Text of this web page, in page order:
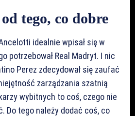
tego, co dobre
idealnie wpisał się w
potrzebował Real Madryt. I nic
Perez zdecydował się zaufać
zarządzania szatnią
wybitnych to coś, czego nie
Do tego należy dodać coś, co